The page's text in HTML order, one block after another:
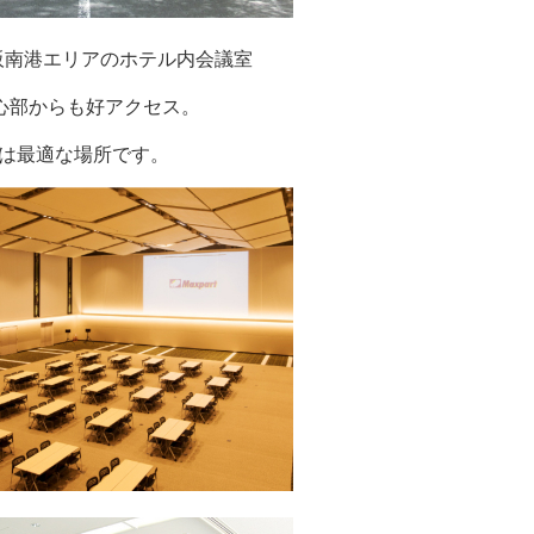
港エリアのホテル内会議室
からも好アクセス。
最適な場所です。